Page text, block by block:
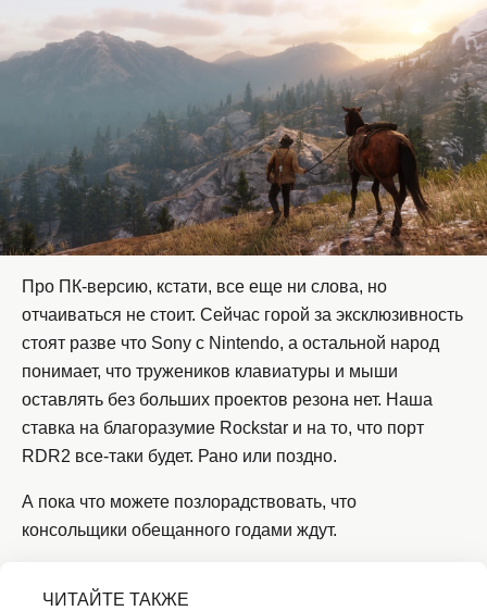
Про ПК-версию, кстати, все еще ни слова, но
отчаиваться не стоит. Сейчас горой за эксклюзивность
стоят разве что Sony с Nintendo, а остальной народ
понимает, что тружеников клавиатуры и мыши
оставлять без больших проектов резона нет. Наша
ставка на благоразумие Rockstar и на то, что порт
RDR2 все-таки будет. Рано или поздно.
А пока что можете позлорадствовать, что
консольщики обещанного годами ждут.